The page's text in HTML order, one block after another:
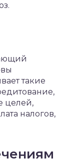
такие
целей,
налогов,